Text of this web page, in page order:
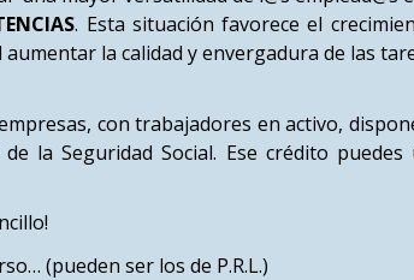
. Esta situación favorece el
aumentar la calidad y envergadura de las
con trabajadores en activo,
de la Seguridad Social. Ese crédito
(pueden ser los de P.R.L.)